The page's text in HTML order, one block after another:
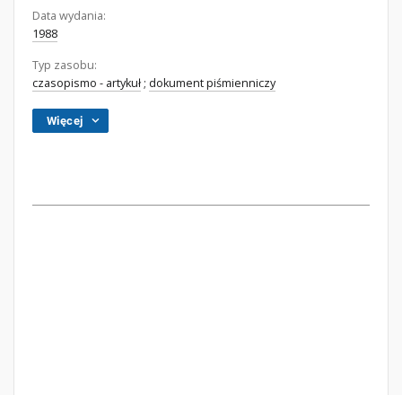
Data wydania:
1988
Typ zasobu:
czasopismo - artykuł ; dokument piśmienniczy
Więcej